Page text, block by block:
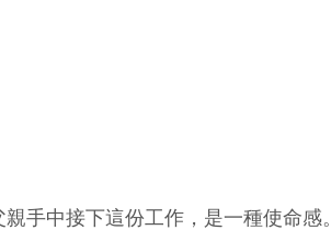
親手中接下這份工作，是一種使命感